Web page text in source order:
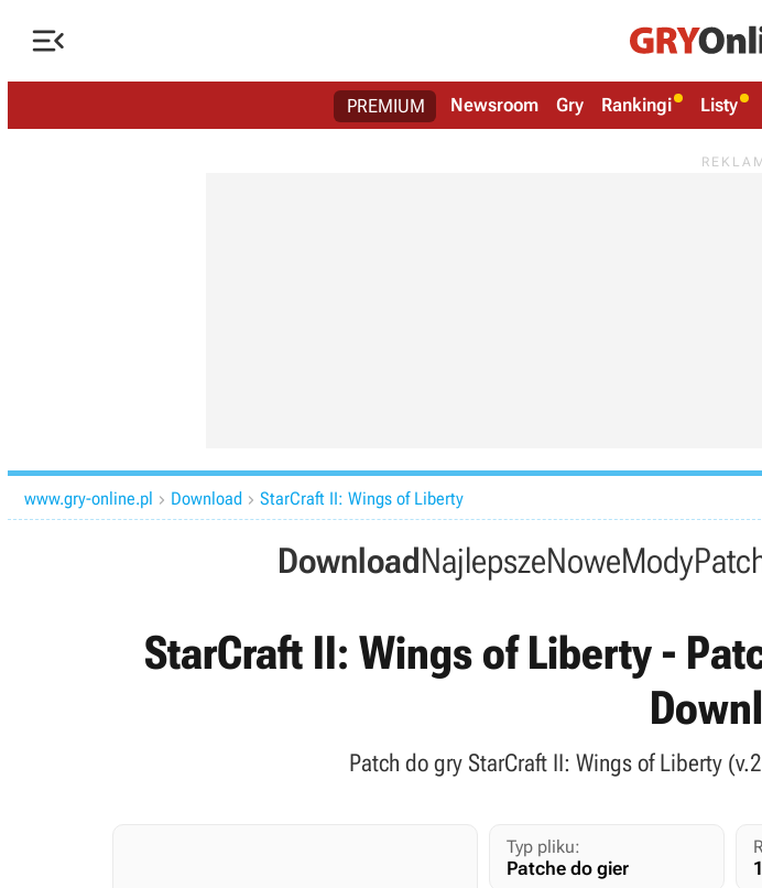

PREMIUM Newsroom Gry Rankingi Listy
www.gry-online.pl  Download  StarCraft II: Wings of Liberty
DownloadNajlepszeNoweMody
StarCraft II: Wings of Liberty -
Patch do gry StarCraft II: Wings of Liberty
Typ pliku:
Patche do gier